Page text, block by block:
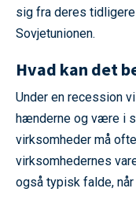
sig fra deres
Sovjetunionen.
Hvad kan det
Under en recession
hænderne og være i
virksomheder må
virksomhedernes
også typisk falde,